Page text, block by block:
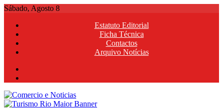
Skip
content
Sábado, Agosto 8
Estatuto Editorial
Ficha Técnica
Contactos
Arquivo Notícias